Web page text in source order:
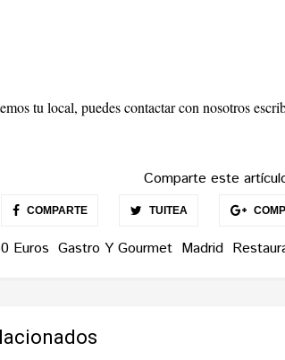
tu local, puedes contactar con nosotros
Comparte este
COMPARTE TUITEA
Euros Gastro Y Gourmet Madrid